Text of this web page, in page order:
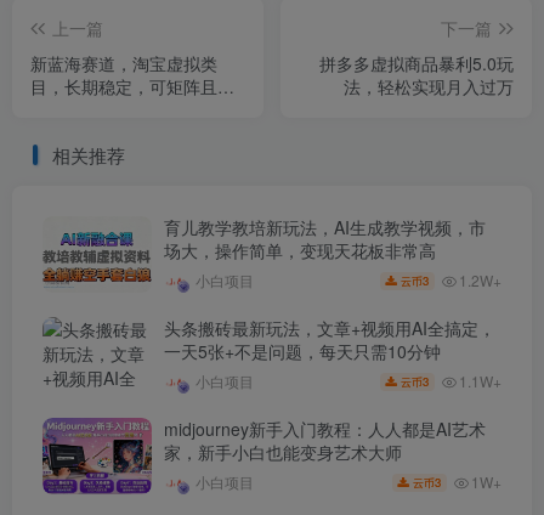
上一篇
新蓝海赛道，淘宝虚拟类
目，长期稳定，可矩阵且放
下一篇
拼多多虚拟商品暴利5.0玩
法，轻松实现月入过万
相关推荐
育儿教学教培新玩法，AI生成教学视频，市
场大，操作简单，变现天花板非常高
小白项目 云币3 1.2W+
头条搬砖最新玩法，文章+视频用AI全搞定，
一天5张+不是问题，每天只需10分钟
小白项目 云币3 1.1W+
midjourney新手入门教程：人人都是AI艺术
家，新手小白也能变身艺术大师
小白项目 云币3 1W+